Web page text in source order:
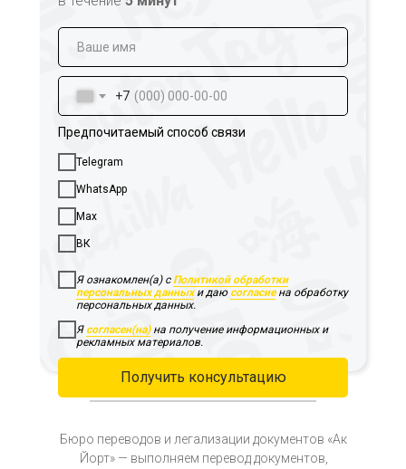
Бюро переводов и легализации документов «Ак
Йорт» — выполняем перевод документов,
+7
Предпочитаемый способ связи
Telegram
WhatsApp
Max
ВК
Я ознакомлен(а) сПолитикой обработки
персональных данныхи даю согласиена обработку
персональных данных.
Я согласен(на)на получение информационных и
рекламных материалов.
Получить консультацию